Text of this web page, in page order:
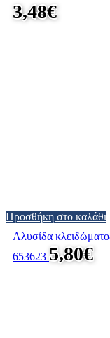
3,48€
Προσθήκη στο καλάθι
Αλυσίδα
653623 5,80€